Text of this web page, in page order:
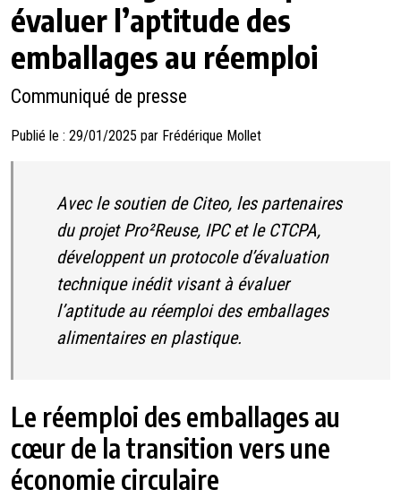
évaluer l’aptitude des
emballages au réemploi
Communiqué de presse
Publié le : 29/01/2025 par Frédérique Mollet
Avec le soutien de Citeo, les partenaires
du projet Pro²Reuse, IPC et le CTCPA,
développent un protocole d’évaluation
technique inédit visant à évaluer
l’aptitude au réemploi des emballages
alimentaires en plastique.
Le réemploi des emballages au
cœur de la transition vers une
économie circulaire